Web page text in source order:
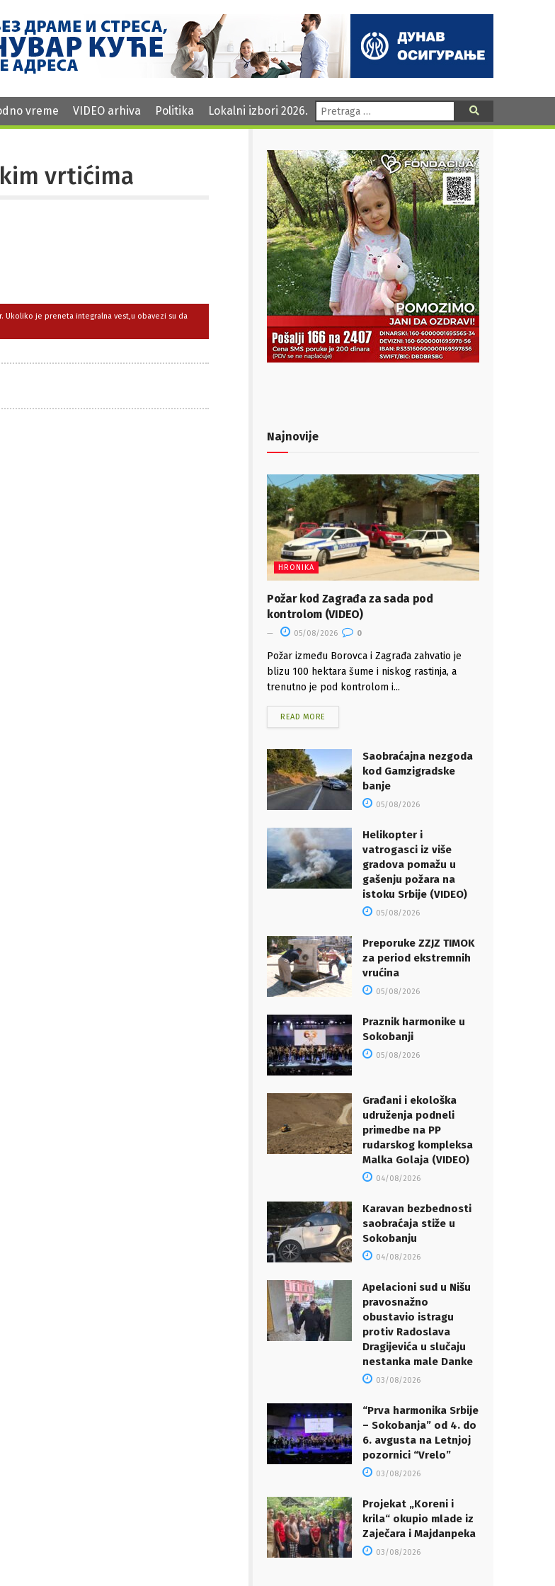
vreme VIDEO arhiva Politika Lokalni izbori 2026. Pretraga:
vrtićima
Ukoliko je preneta integralna vest,u obavezi su da
Najnovije
HRONIKA
Požar kod Zagrađa za sada pod
kontrolom (VIDEO)
05/08/2026 0
Požar između Borovca i Zagrađa zahvatio je
blizu 100 hektara šume i niskog rastinja, a
trenutno je pod kontrolom i...
READ MORE
Saobraćajna nezgoda
kod Gamzigradske
banje
05/08/2026
Helikopter i
vatrogasci iz više
gradova pomažu u
gašenju požara na
istoku Srbije (VIDEO)
05/08/2026
Preporuke ZZJZ TIMOK
za period ekstremnih
vrućina
05/08/2026
Praznik harmonike u
Sokobanji
05/08/2026
Građani i ekološka
udruženja podneli
primedbe na PP
rudarskog kompleksa
Malka Golaja (VIDEO)
04/08/2026
Karavan bezbednosti
saobraćaja stiže u
Sokobanju
04/08/2026
Apelacioni sud u Nišu
pravosnažno
obustavio istragu
protiv Radoslava
Dragijevića u slučaju
nestanka male Danke
03/08/2026
“Prva harmonika Srbije
– Sokobanja” od 4. do
6. avgusta na Letnjoj
pozornici “Vrelo”
03/08/2026
Projekat „Koreni i
krila“ okupio mlade iz
Zaječara i Majdanpeka
03/08/2026